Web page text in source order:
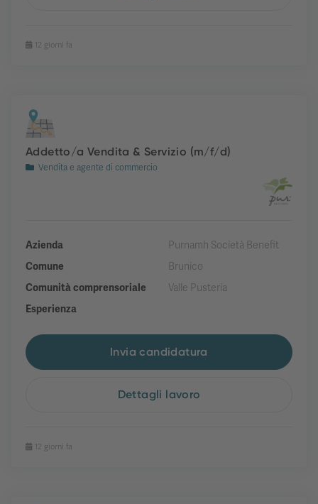
12 giorni fa
Addetto/a Vendita & Servizio (m/f/d)
Vendita e agente di commercio
Azienda
Purnamh Società Benefit
Comune
Brunico
Comunità comprensoriale
Valle Pusteria
Esperienza
Invia candidatura
Dettagli lavoro
12 giorni fa